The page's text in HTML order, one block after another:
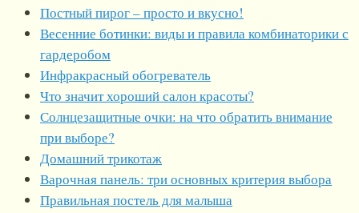
Постный пирог – просто и вкусно!
Весенние ботинки: виды и правила комбинаторики с
гардеробом
Инфракрасный обогреватель
Что значит хороший салон красоты?
Солнцезащитные очки: на что обратить внимание
при выборе?
Домашний трикотаж
Варочная панель: три основных критерия выбора
Правильная постель для малыша